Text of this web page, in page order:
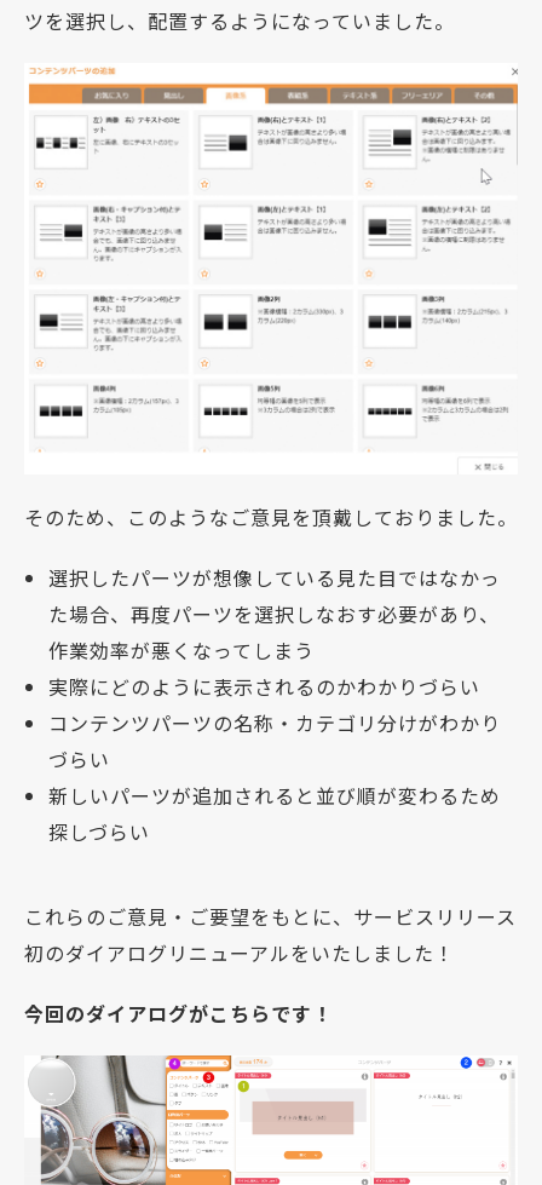
ツを選択し、配置するようになっていました。
そのため、このようなご意見を頂戴しておりました。
選択したパーツが想像している見た目ではなかっ
た場合、再度パーツを選択しなおす必要があり、
作業効率が悪くなってしまう
実際にどのように表示されるのかわかりづらい
コンテンツパーツの名称・カテゴリ分けがわかり
づらい
新しいパーツが追加されると並び順が変わるため
探しづらい
これらのご意見・ご要望をもとに、サービスリリース
初のダイアログリニューアルをいたしました！
今回のダイアログがこちらです！